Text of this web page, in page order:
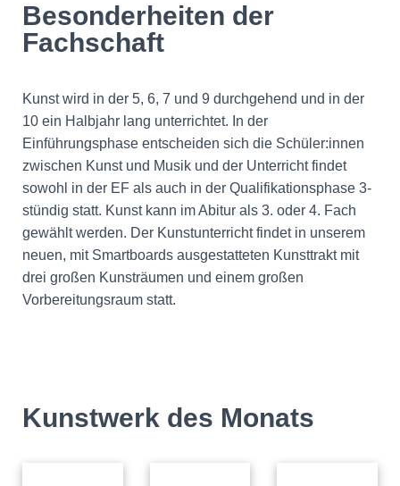
Besonderheiten der
Fachschaft
Kunst wird in der 5, 6, 7 und 9 durchgehend und in der
10 ein Halbjahr lang unterrichtet. In der
Einführungsphase entscheiden sich die Schüler:innen
zwischen Kunst und Musik und der Unterricht findet
sowohl in der EF als auch in der Qualifikationsphase 3-
stündig statt. Kunst kann im Abitur als 3. oder 4. Fach
gewählt werden. Der Kunstunterricht findet in unserem
neuen, mit Smartboards ausgestatteten Kunsttrakt mit
drei großen Kunsträumen und einem großen
Vorbereitungsraum statt.
Kunstwerk des Monats